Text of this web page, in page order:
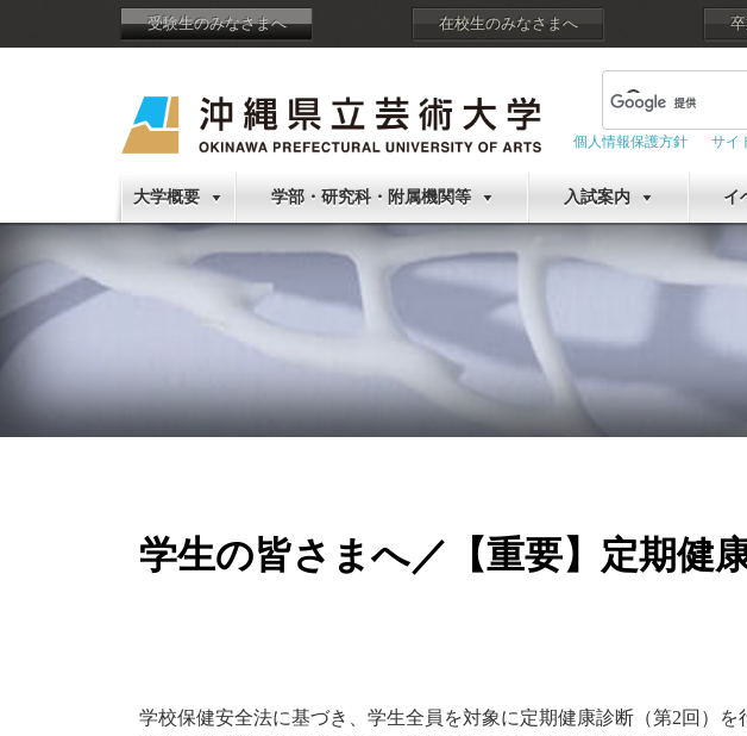
受験生のみなさまへ 在校生のみなさまへ
個人情報保護方針 サイ
大学概要 学部・研究科・附属機関等 入試案内 イ
学生の皆さまへ／【重要】定期健
学校保健安全法に基づき、学生全員を対象に定期健康診断（第2回）を